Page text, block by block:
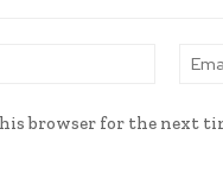
Name:*
browser for the next